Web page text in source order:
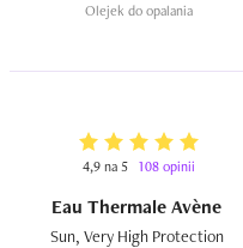
Olejek do opalania
4,9 na 5 108 opinii
Eau Thermale Avène
Sun, Very High Protection